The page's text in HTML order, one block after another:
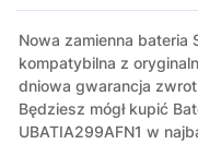
Nowa zamienna bateria
kompatybilna z
dniowa gwarancja
Będziesz mógł kupić
UBATIA299AFN1 w